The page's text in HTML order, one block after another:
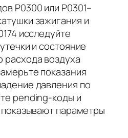
P0300 или P0301–
зажигания и
исследуйте
и состояние
расхода воздуха
показания
давления по
pending-коды и
параметры